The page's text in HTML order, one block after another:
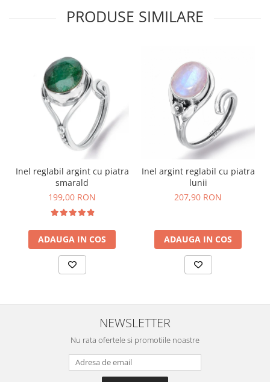
PRODUSE SIMILARE
Inel reglabil argint cu piatra
smarald
199,00 RON
ADAUGA IN COS
Inel argint reglabil cu piatra
lunii
207,90 RON
ADAUGA IN COS
NEWSLETTER
Nu rata ofertele si promotiile noastre